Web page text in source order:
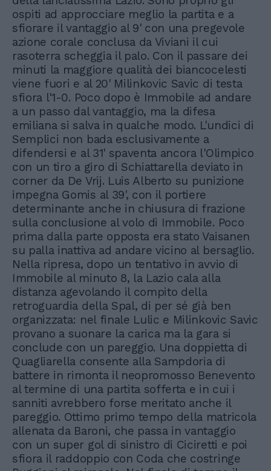
ospiti ad approcciare meglio la partita e a
sfiorare il vantaggio al 9' con una pregevole
azione corale conclusa da Viviani il cui
rasoterra scheggia il palo. Con il passare dei
minuti la maggiore qualità dei biancocelesti
viene fuori e al 20' Milinkovic Savic di testa
sfiora l'1-0. Poco dopo è Immobile ad andare
a un passo dal vantaggio, ma la difesa
emiliana si salva in qualche modo. L'undici di
Semplici non bada esclusivamente a
difendersi e al 31' spaventa ancora l'Olimpico
con un tiro a giro di Schiattarella deviato in
corner da De Vrij. Luis Alberto su punizione
impegna Gomis al 39', con il portiere
determinante anche in chiusura di frazione
sulla conclusione al volo di Immobile. Poco
prima dalla parte opposta era stato Vaisanen
su palla inattiva ad andare vicino al bersaglio.
Nella ripresa, dopo un tentativo in avvio di
Immobile al minuto 8, la Lazio cala alla
distanza agevolando il compito della
retroguardia della Spal, di per sé già ben
organizzata: nel finale Lulic e Milinkovic Savic
provano a suonare la carica ma la gara si
conclude con un pareggio. Una doppietta di
Quagliarella consente alla Sampdoria di
battere in rimonta il neopromosso Benevento
al termine di una partita sofferta e in cui i
sanniti avrebbero forse meritato anche il
pareggio. Ottimo primo tempo della matricola
allenata da Baroni, che passa in vantaggio
con un super gol di sinistro di Ciciretti e poi
sfiora il raddoppio con Coda che costringe